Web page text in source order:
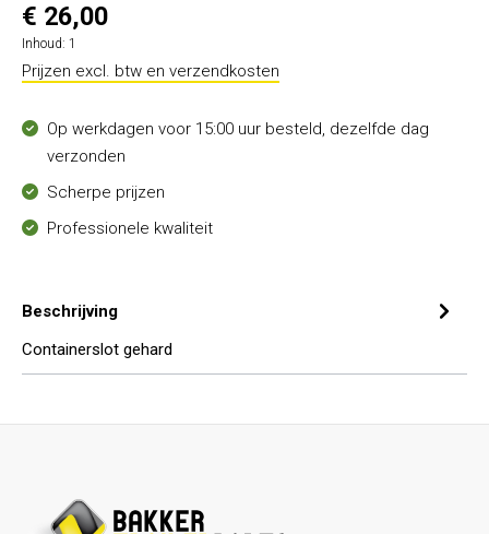
€ 26,00
Inhoud: 1
Prijzen excl. btw en verzendkosten
Op werkdagen voor 15:00 uur besteld, dezelfde dag
verzonden
Scherpe prijzen
Professionele kwaliteit
Beschrijving
Containerslot gehard